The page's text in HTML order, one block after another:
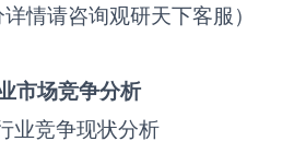
详情请咨询观研天下客服）
市场竞争分析
业竞争现状分析